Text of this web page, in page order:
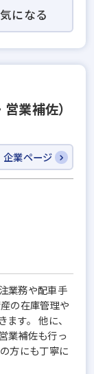
気になる
業補佐）
企業ページ
業務や配車手
の在庫管理や
す。 他に、
業補佐も行っ
方にも丁寧に